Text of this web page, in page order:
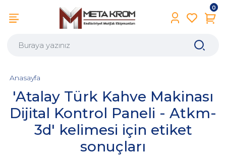
0
'Atalay Türk Kahve Makinası
Dijital Kontrol Paneli - Atkm-
3d' kelimesi için etiket
sonuçları
Anasayfa